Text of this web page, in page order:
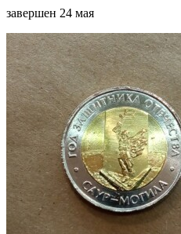
завершен 24 мая